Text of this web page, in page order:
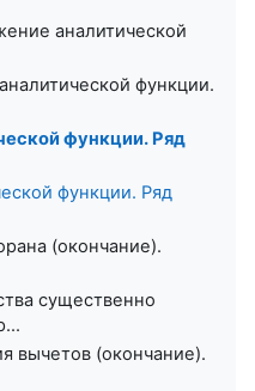
аналитической
функции.
функции. Ряд
функции. Ряд
(окончание).
существенно
вычетов (окончание).